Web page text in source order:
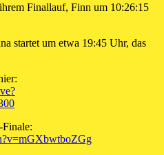
Finallauf, Finn um 10:26:15
startet um etwa 19:45 Uhr, das